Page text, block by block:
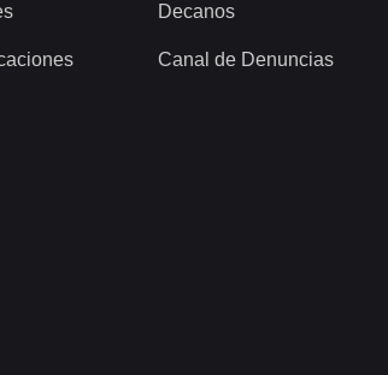
Decanos
Canal de Denuncias